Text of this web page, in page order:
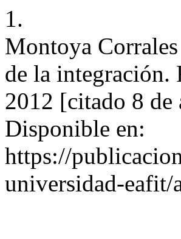
1.
Montoya
de la
2012 [citado 8
Disponible en:
https://
universidad-